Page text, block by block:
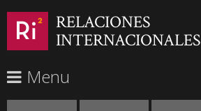
RELACIONES
INTERNACIONALES
Menu